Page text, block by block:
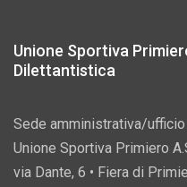
Unione Sportiva
Dilettantistica
Sede amministrativa/ufficio
Unione Sportiva Primiero
via Dante, 6 • Fiera di